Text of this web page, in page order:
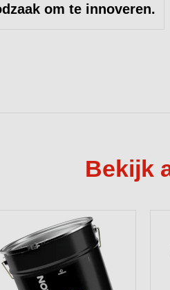
om te innoveren.
Bekijk